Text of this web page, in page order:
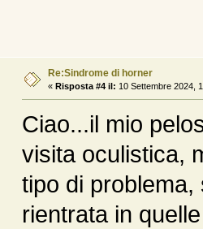
Re:Sindrome di horner
« Risposta #4 il: 10 Settembre 2024,
Ciao...il mio
visita oculistica,
tipo di
rientrata in